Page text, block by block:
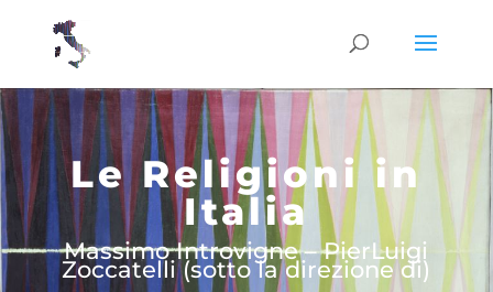
Le Religioni in
Italia
Massimo Introvigne – PierLuigi
Zoccatelli (sotto la direzione di)